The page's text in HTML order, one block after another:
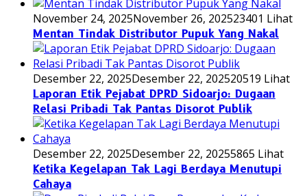
November 24, 2025November 26, 202523401 Lihat
Mentan Tindak Distributor Pupuk Yang Nakal
Desember 22, 2025Desember 22, 202520519 Lihat
Laporan Etik Pejabat DPRD Sidoarjo: Dugaan
Relasi Pribadi Tak Pantas Disorot Publik
Desember 22, 2025Desember 22, 20255865 Lihat
Ketika Kegelapan Tak Lagi Berdaya Menutupi
Cahaya